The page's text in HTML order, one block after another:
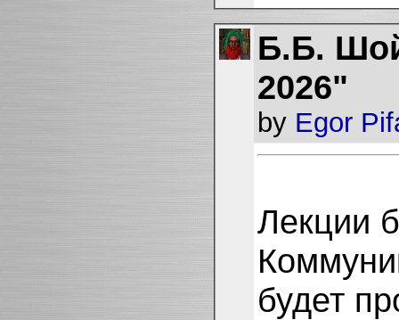
Б.Б.
2026"
by Egor
Лекции
будет